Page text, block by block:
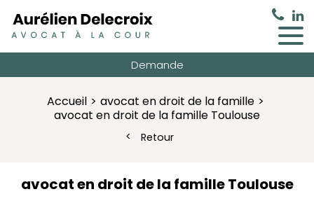
Demande
Accueil
avocat en droit de la famille
avocat en droit de la famille Toulouse
Retour
avocat en droit de la famille Toulouse